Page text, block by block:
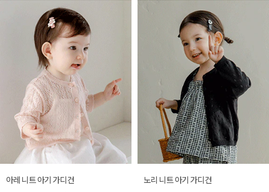
[SIZE ~6Y] 로메이 라운지 셋업 밀라 아기 원피스